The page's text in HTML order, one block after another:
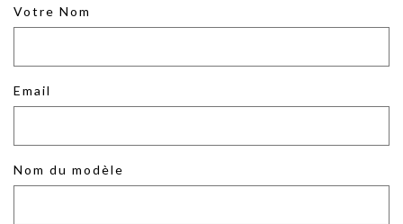
Votre Nom
Email
Nom du modèle